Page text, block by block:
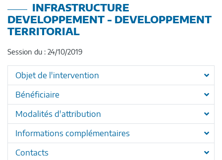
INFRASTRUCTURE
DEVELOPPEMENT - DEVELOPPEMENT
TERRITORIAL
Session du : 24/10/2019
Objet de l'intervention
Bénéficiaire
Modalités d'attribution
Informations complémentaires
Contacts